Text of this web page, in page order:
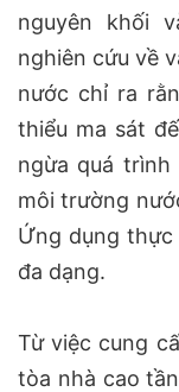
nguyên khối
nghiên cứu về
nước chỉ ra
thiểu ma sát
ngừa quá
môi trường
Ứng dụng
đa dạng.
Từ việc cung
tòa nhà cao